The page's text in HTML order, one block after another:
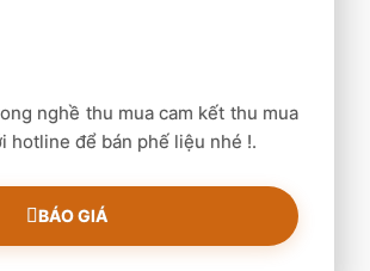
nghề thu mua cam kết thu mua
hotline để bán phế liệu nhé !.
BÁO GIÁ